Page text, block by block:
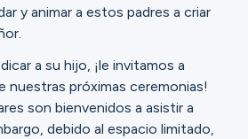
y animar a estos padres a criar
a su hijo, ¡le invitamos a
nuestras próximas ceremonias!
son bienvenidos a asistir a
debido al espacio limitado,